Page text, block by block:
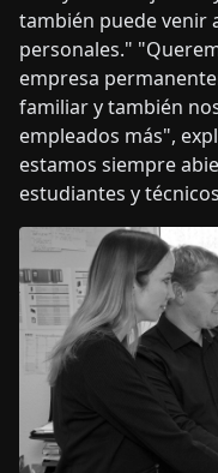
también puede venir
personales."
empresa
familiar y también
empleados más",
estamos siempre
estudiantes y